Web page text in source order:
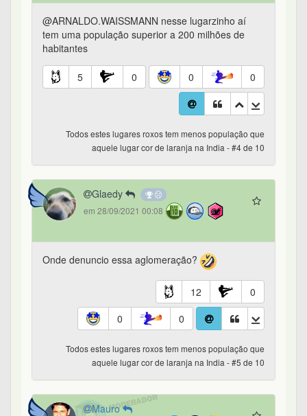
@ARNALDO.WAISSMANN nesse lugarzinho aí
tem uma população superior a 200 milhões de
habitantes
5 0 0 0
Todos estes lugares roxos tem menos população que
aquele lugar cor de laranja na India - #4 de 10
Glaedy
em 28/09/2021 00:08
Onde denuncio essa aglomeração?
12
0
0
0
Todos estes lugares roxos tem menos população que
aquele lugar cor de laranja na India - #5 de 10
Mauro